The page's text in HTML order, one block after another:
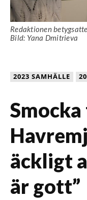
Redaktionen
Bild: Yana Dmitrieva
2023 SAMHÄLLE
äckligt
är gott”